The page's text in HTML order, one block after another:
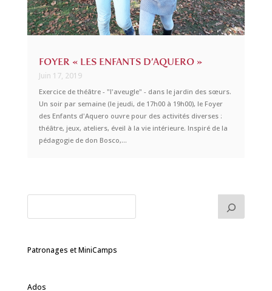
FOYER « LES ENFANTS D’AQUERO »
Juin 17, 2019
Exercice de théâtre - "l'aveugle" - dans le jardin des sœurs.
Un soir par semaine (le jeudi, de 17h00 à 19h00), le Foyer
des Enfants d'Aquero ouvre pour des activités diverses :
théâtre, jeux, ateliers, éveil à la vie intérieure. Inspiré de la
pédagogie de don Bosco,...
Patronages et MiniCamps
Ados